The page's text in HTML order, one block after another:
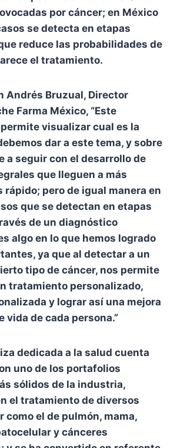
por cáncer; en México
se detecta en etapas
reduce las probabilidades de
el tratamiento.
Andrés Bruzual, Director
Farma México, “Este
visualizar cual es la
dar a este tema, y sobre
a seguir con el desarrollo de
que lleguen a más
rápido; pero de igual manera en
que se detectan en etapas
de un diagnóstico
algo en lo que hemos logrado
ya que al detectar a un
tipo de cáncer, nos permite
tratamiento personalizado,
y lograr así una mejora
vida de cada persona.”
dedicada a la salud cuenta
uno de los portafolios
sólidos de la industria,
el tratamiento de diversos
como el de pulmón, mama,
y cánceres